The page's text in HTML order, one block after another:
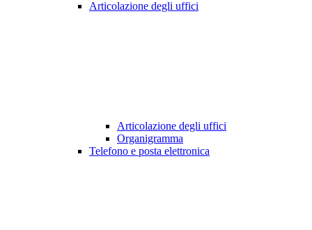
Articolazione degli uffici
Articolazione degli uffici
Organigramma
Telefono e posta elettronica